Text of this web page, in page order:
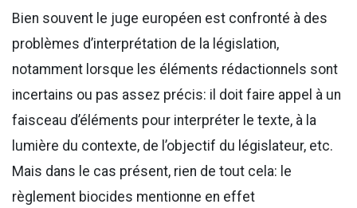
Bien souvent le juge européen est confronté à des
problèmes d’interprétation de la législation,
notamment lorsque les éléments rédactionnels sont
incertains ou pas assez précis: il doit faire appel à un
faisceau d’éléments pour interpréter le texte, à la
lumière du contexte, de l’objectif du législateur, etc.
Mais dans le cas présent, rien de tout cela: le
règlement biocides mentionne en effet